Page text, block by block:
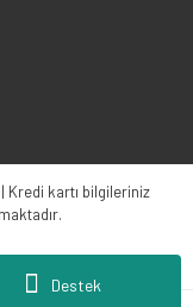
Destek
kartı bilgileriniz